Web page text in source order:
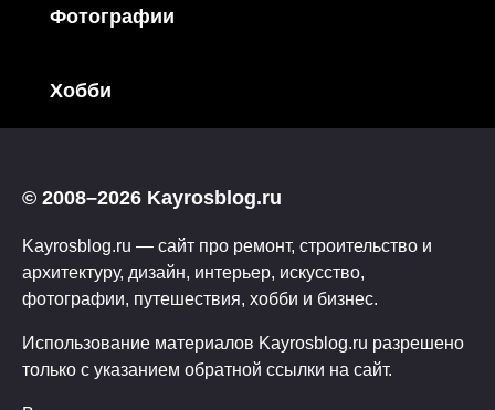
Фотографии
Хобби
© 2008–2026 Kayrosblog.ru
Kayrosblog.ru — сайт про ремонт, строительство и
архитектуру, дизайн, интерьер, искусство,
фотографии, путешествия, хобби и бизнес.
Использование материалов Kayrosblog.ru разрешено
только с указанием обратной ссылки на сайт.